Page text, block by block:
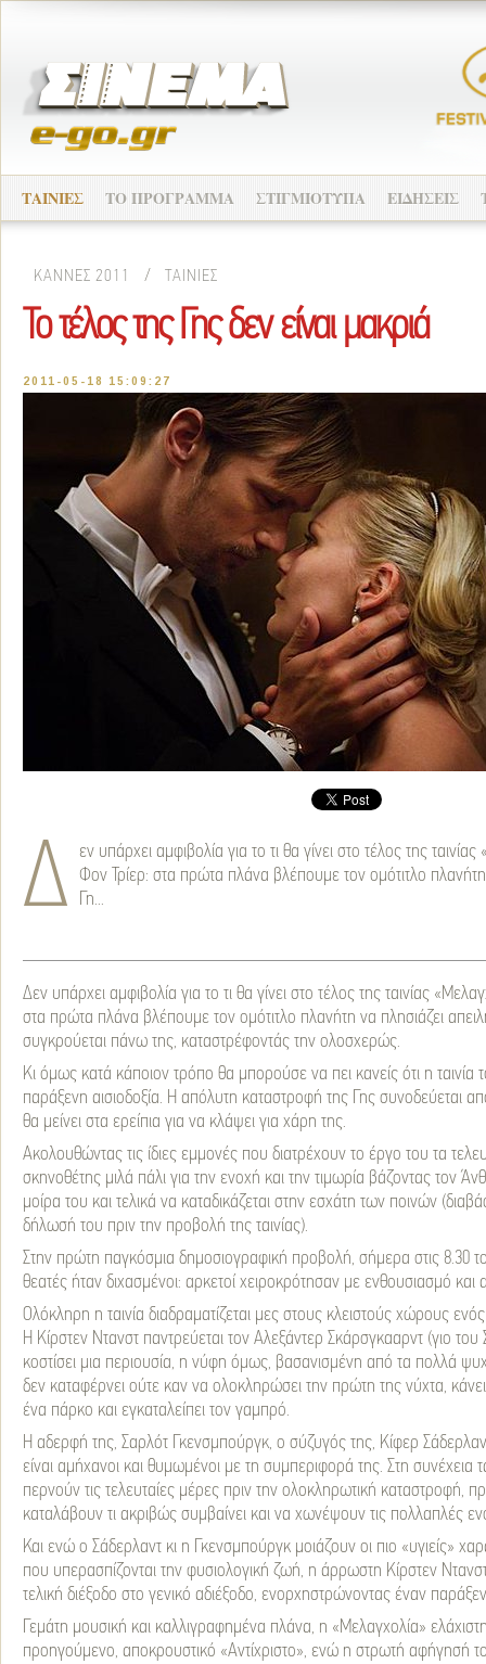
ΤΑΙΝΙΕΣ ΤΟ ΠΡΟΓΡΑΜΜΑ ΣΤΙΓΜΙΟΤΥΠΑ ΕΙΔΗΣΕΙΣ
ΚΑΝΝΕΣ 2011 / ΤΑΙΝΙΕΣ
Το τέλος της Γης δεν είναι μακριά
2011-05-18 15:09:27
Δ
εν υπάρχει αμφιβολία για το τι θα γίνει στο τέλος της
Φον Τρίερ: στα πρώτα πλάνα βλέπουμε τον ομότιτλο πλανήτη
Γη...
Δεν υπάρχει αμφιβολία για το τι θα γίνει στο τέλος της ταινίας
στα πρώτα πλάνα βλέπουμε τον ομότιτλο πλανήτη να πλησιάζει
συγκρούεται πάνω της, καταστρέφοντάς την ολοσχερώς.
Κι όμως κατά κάποιον τρόπο θα μπορούσε να πει κανείς ότι η ταινία
παράξενη αισιοδοξία. Η απόλυτη καταστροφή της Γης συνοδεύεται
θα μείνει στα ερείπια για να κλάψει για χάρη της.
Ακολουθώντας τις ίδιες εμμονές που διατρέχουν το έργο του τα
σκηνοθέτης μιλά πάλι για την ενοχή και την τιμωρία βάζοντας τον
μοίρα του και τελικά να καταδικάζεται στην εσχάτη των ποινών
δήλωσή του πριν την προβολή της ταινίας).
Στην πρώτη παγκόσμια δημοσιογραφική προβολή, σήμερα στις 8.30
θεατές ήταν διχασμένοι: αρκετοί χειροκρότησαν με ενθουσιασμό και
Ολόκληρη η ταινία διαδραματίζεται μες στους κλειστούς χώρους
Η Κίρστεν Ντανστ παντρεύεται τον Αλεξάντερ Σκάρσγκααρντ (γιο του
κοστίσει μια περιουσία, η νύφη όμως, βασανισμένη από τα πολλά
δεν καταφέρνει ούτε καν να ολοκληρώσει την πρώτη της νύχτα,
ένα πάρκο και εγκαταλείπει τον γαμπρό.
Η αδερφή της, Σαρλότ Γκενσμπούργκ, ο σύζυγός της, Κίφερ
είναι αμήχανοι και θυμωμένοι με τη συμπεριφορά της. Στη συνέχεια
περνούν τις τελευταίες μέρες πριν την ολοκληρωτική καταστροφή,
καταλάβουν τι ακριβώς συμβαίνει και να χωνέψουν τις πολλαπλές
Και ενώ ο Σάδερλαντ κι η Γκενσμπούργκ μοιάζουν οι πιο «υγιείς»
που υπερασπίζονται την φυσιολογική ζωή, η άρρωστη Κίρστεν
τελική διέξοδο στο γενικό αδιέξοδο, ενορχηστρώνοντας έναν
Γεμάτη μουσική και καλλιγραφημένα πλάνα, η «Μελαγχολία»
προηγούμενο, αποκρουστικό «Αντίχριστο», ενώ η στρωτή αφήγησή